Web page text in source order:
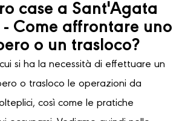
case a Sant'Agata
- Come affrontare uno
o un trasloco?
si ha la necessità di effettuare un
o trasloco le operazioni da
così come le pratiche